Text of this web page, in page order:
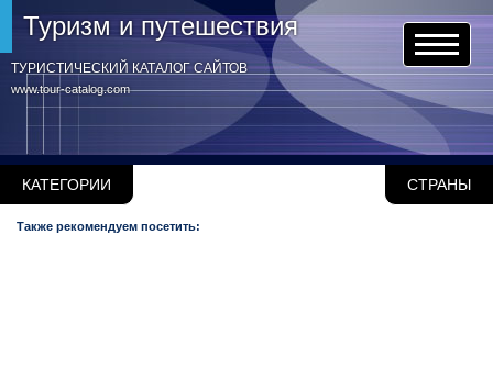
www.tour-catalog.com
Туризм и путешествия
ТУРИСТИЧЕСКИЙ КАТАЛОГ САЙТОВ
КАТЕГОРИИ СТРАНЫ
Также рекомендуем посетить: